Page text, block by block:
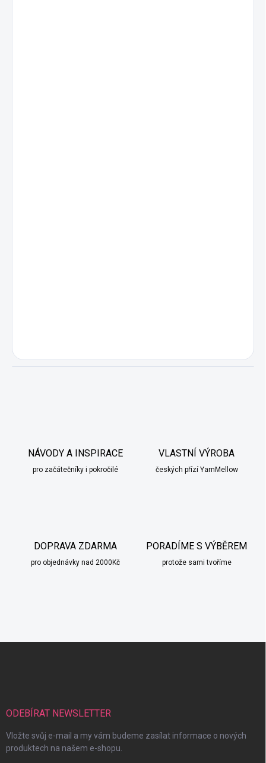
NÁVODY A INSPIRACE
pro začátečníky i pokročilé
VLASTNÍ VÝROBA
českých přízí YarnMellow
DOPRAVA ZDARMA
pro objednávky nad 2000Kč
PORADÍME S VÝBĚREM
protože sami tvoříme
ODEBÍRAT NEWSLETTER
Vložte svůj e-mail a my vám budeme zasílat informace o nových
produktech na našem e-shopu.